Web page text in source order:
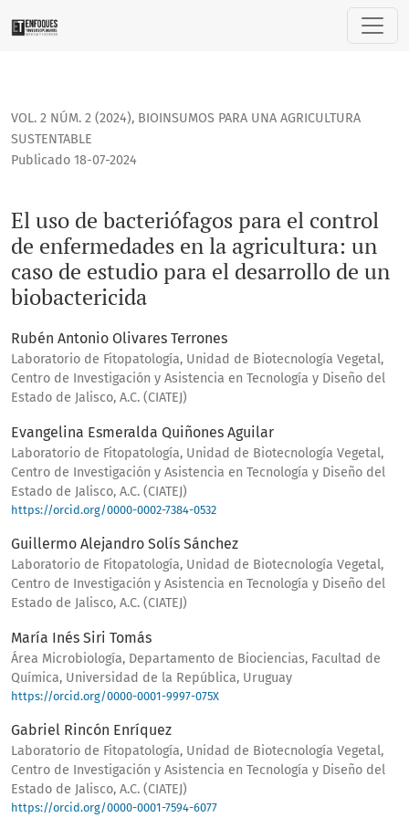
El uso de bacteriófagos para el control de enfermedades
VOL. 2 NÚM. 2 (2024), BIOINSUMOS PARA UNA AGRICULTURA
SUSTENTABLE
El uso de bacteriófagos para el control
de enfermedades en la agricultura: un
caso de estudio para el desarrollo de un
biobactericida
Publicado 18-07-2024
Rubén Antonio Olivares Terrones
Laboratorio de Fitopatología, Unidad de Biotecnología Vegetal,
Centro de Investigación y Asistencia en Tecnología y Diseño del
Estado de Jalisco, A.C. (CIATEJ)
Evangelina Esmeralda Quiñones Aguilar
Laboratorio de Fitopatología, Unidad de Biotecnología Vegetal,
Centro de Investigación y Asistencia en Tecnología y Diseño del
Estado de Jalisco, A.C. (CIATEJ)
https://orcid.org/0000-0002-7384-0532
Guillermo Alejandro Solís Sánchez
Laboratorio de Fitopatología, Unidad de Biotecnología Vegetal,
Centro de Investigación y Asistencia en Tecnología y Diseño del
Estado de Jalisco, A.C. (CIATEJ)
María Inés Siri Tomás
Área Microbiología, Departamento de Biociencias, Facultad de
Química, Universidad de la República, Uruguay
https://orcid.org/0000-0001-9997-075X
Gabriel Rincón Enríquez
Laboratorio de Fitopatología, Unidad de Biotecnología Vegetal,
Centro de Investigación y Asistencia en Tecnología y Diseño del
Estado de Jalisco, A.C. (CIATEJ)
https://orcid.org/0000-0001-7594-6077